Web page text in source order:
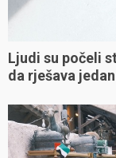
Ljudi su počeli
da rješava